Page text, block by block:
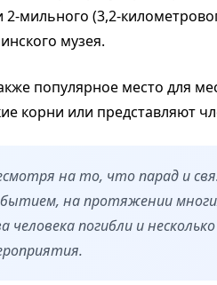
2-мильного (3,2-
музея.
популярное место для
корни или представляют
на то, что парад и
на протяжении
человека погибли и